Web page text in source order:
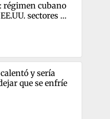
régimen cubano
sectores
de
el poder
y sería
que se enfríe